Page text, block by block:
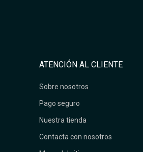
ATENCIÓN AL CLIENTE
Sobre nosotros
Pago seguro
Nuestra tienda
Contacta con nosotros